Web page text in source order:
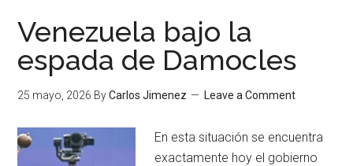
Venezuela bajo la
espada de Damocles
25 mayo, 2026 ByCarlos Jimenez Leave a Comment
En esta situación se encuentra
exactamente hoy el gobierno